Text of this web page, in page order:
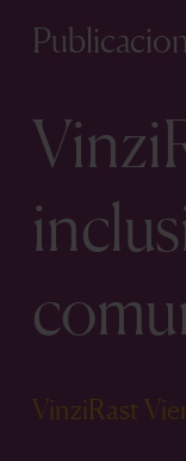
VinziRast